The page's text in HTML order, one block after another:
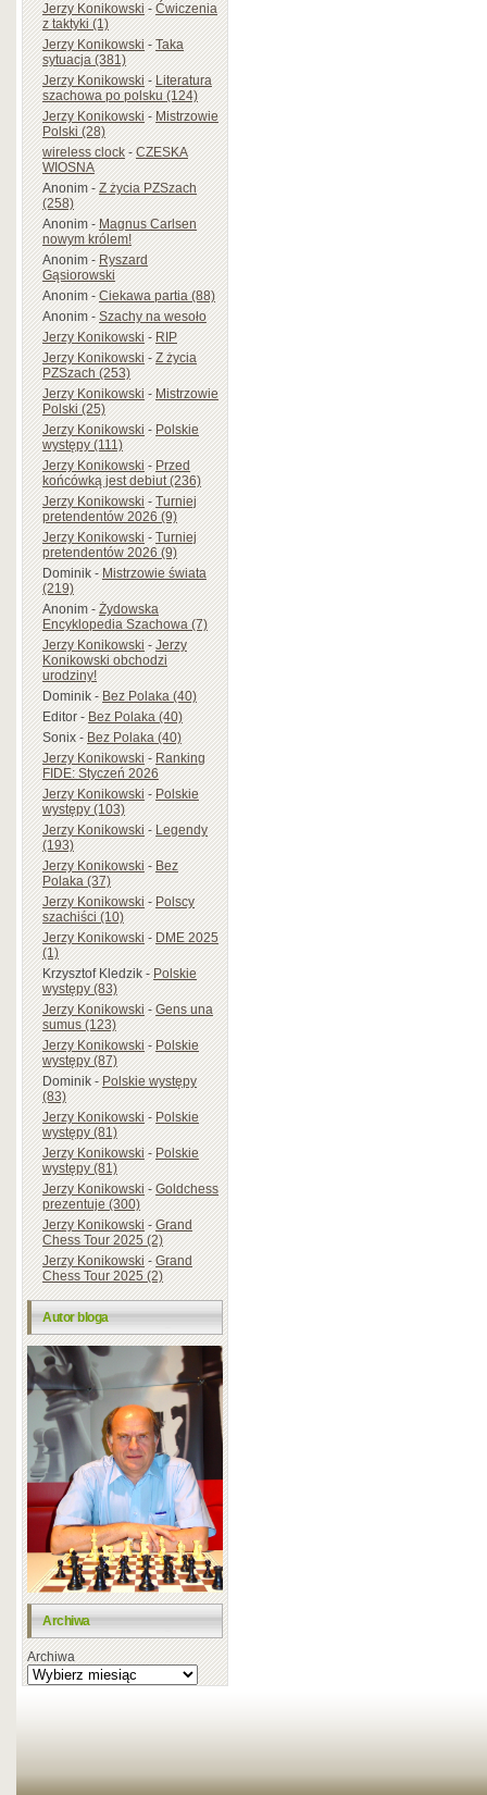
Jerzy Konikowski-Ćwiczenia
z taktyki (1)
Jerzy Konikowski-Taka
sytuacja (381)
Jerzy Konikowski-Literatura
szachowa po polsku (124)
Jerzy Konikowski-Mistrzowie
Polski (28)
wireless clock-CZESKA
WIOSNA
Anonim-Z życia PZSzach
(258)
Anonim-Magnus Carlsen
nowym królem!
Anonim-Ryszard
Gąsiorowski
Anonim-Ciekawa partia (88)
Anonim-Szachy na wesoło
Jerzy Konikowski-RIP
Jerzy Konikowski-Z życia
PZSzach (253)
Jerzy Konikowski-Mistrzowie
Polski (25)
Jerzy Konikowski-Polskie
występy (111)
Jerzy Konikowski-Przed
końcówką jest debiut (236)
Jerzy Konikowski-Turniej
pretendentów 2026 (9)
Jerzy Konikowski-Turniej
pretendentów 2026 (9)
Dominik-Mistrzowie świata
(219)
Anonim-Żydowska
Encyklopedia Szachowa (7)
Jerzy Konikowski-Jerzy
Konikowski obchodzi
urodziny!
Dominik-Bez Polaka (40)
Editor-Bez Polaka (40)
Sonix-Bez Polaka (40)
Jerzy Konikowski-Ranking
FIDE: Styczeń 2026
Jerzy Konikowski-Polskie
występy (103)
Jerzy Konikowski-Legendy
(193)
Jerzy Konikowski-Bez
Polaka (37)
Jerzy Konikowski-Polscy
szachiści (10)
Jerzy Konikowski-DME 2025
(1)
Krzysztof Kledzik-Polskie
występy (83)
Jerzy Konikowski-Gens una
sumus (123)
Jerzy Konikowski-Polskie
występy (87)
Dominik-Polskie występy
(83)
Jerzy Konikowski-Polskie
występy (81)
Jerzy Konikowski-Polskie
występy (81)
Jerzy Konikowski-Goldchess
prezentuje (300)
Jerzy Konikowski-Grand
Chess Tour 2025 (2)
Jerzy Konikowski-Grand
Chess Tour 2025 (2)
Autor bloga
Archiwa
Archiwa